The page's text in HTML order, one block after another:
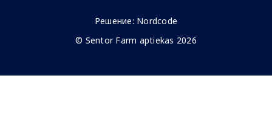
Решение: Nordcode
© Sentor Farm aptiekas 2026